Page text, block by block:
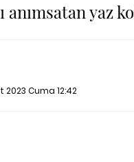
anımsatan
2023 Cuma 12:42